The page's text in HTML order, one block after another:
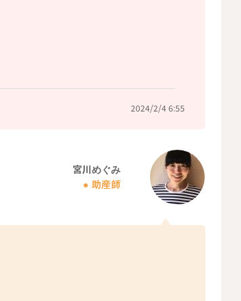
2024/2/4 6:55
宮川めぐみ
助産師